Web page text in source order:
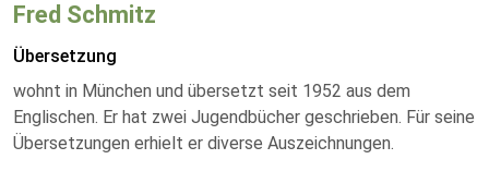
Fred Schmitz
Übersetzung
wohnt in München und übersetzt seit 1952 aus dem
Englischen. Er hat zwei Jugendbücher geschrieben. Für seine
Übersetzungen erhielt er diverse Auszeichnungen.